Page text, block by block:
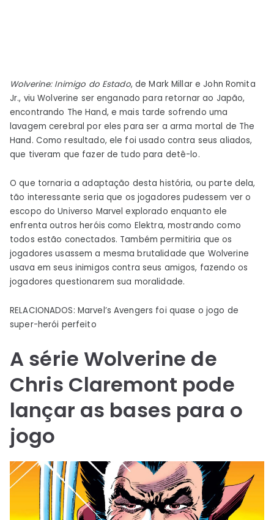
Wolverine: Inimigo do Estado, de Mark Millar e John Romita
Jr., viu Wolverine ser enganado para retornar ao Japão,
encontrando The Hand, e mais tarde sofrendo uma
lavagem cerebral por eles para ser a arma mortal de The
Hand. Como resultado, ele foi usado contra seus aliados,
que tiveram que fazer de tudo para detê-lo.
O que tornaria a adaptação desta história, ou parte dela,
tão interessante seria que os jogadores pudessem ver o
escopo do Universo Marvel explorado enquanto ele
enfrenta outros heróis como Elektra, mostrando como
todos estão conectados. Também permitiria que os
jogadores usassem a mesma brutalidade que Wolverine
usava em seus inimigos contra seus amigos, fazendo os
jogadores questionarem sua moralidade.
RELACIONADOS: Marvel’s Avengers foi quase o jogo de
super-herói perfeito
A série Wolverine de
Chris Claremont pode
lançar as bases para o
jogo